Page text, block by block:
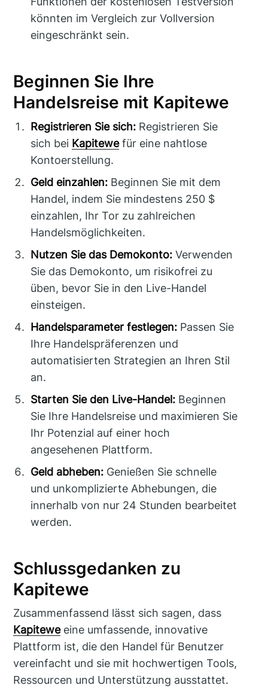
könnten im Vergleich zur Vollversion
eingeschränkt sein.
Beginnen Sie Ihre
Handelsreise mit Kapitewe
Registrieren Sie sich: Registrieren Sie
sich bei Kapitewefür eine nahtlose
Kontoerstellung.
Geld einzahlen: Beginnen Sie mit dem
Handel, indem Sie mindestens 250 $
einzahlen, Ihr Tor zu zahlreichen
Handelsmöglichkeiten.
Nutzen Sie das Demokonto: Verwenden
Sie das Demokonto, um risikofrei zu
üben, bevor Sie in den Live-Handel
einsteigen.
Handelsparameter festlegen: Passen Sie
Ihre Handelspräferenzen und
automatisierten Strategien an Ihren Stil
an.
Starten Sie den Live-Handel: Beginnen
Sie Ihre Handelsreise und maximieren Sie
Ihr Potenzial auf einer hoch
angesehenen Plattform.
Geld abheben: Genießen Sie schnelle
und unkomplizierte Abhebungen, die
innerhalb von nur 24 Stunden bearbeitet
werden.
Schlussgedanken zu
Kapitewe
Zusammenfassend lässt sich sagen, dass
Kapiteweeine umfassende, innovative
Plattform ist, die den Handel für Benutzer
vereinfacht und sie mit hochwertigen Tools,
Ressourcen und Unterstützung ausstattet.